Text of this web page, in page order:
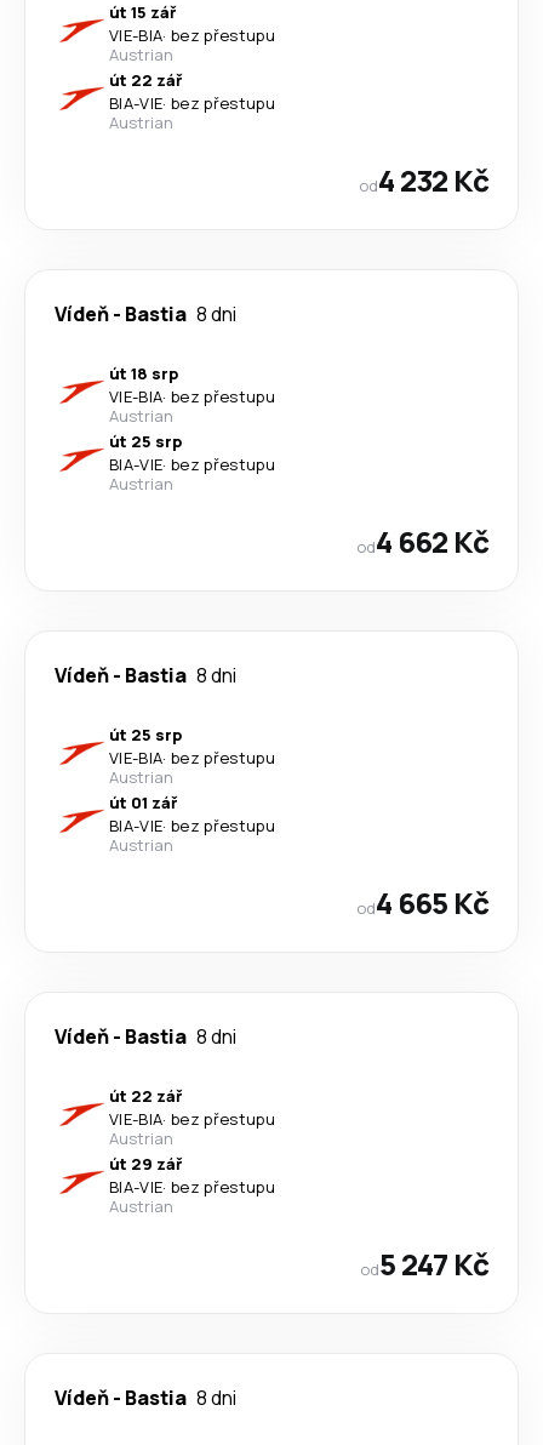
út 15 zář
VIE-BIA· bez přestupu
Austrian
út 22 zář
BIA-VIE· bez přestupu
Austrian
od4 232 Kč
Vídeň- Bastia 8 dni
út 18 srp
VIE-BIA· bez přestupu
Austrian
út 25 srp
BIA-VIE· bez přestupu
Austrian
od4 662 Kč
Vídeň- Bastia 8 dni
út 25 srp
VIE-BIA· bez přestupu
Austrian
út 01 zář
BIA-VIE· bez přestupu
Austrian
od4 665 Kč
Vídeň- Bastia 8 dni
út 22 zář
VIE-BIA· bez přestupu
Austrian
út 29 zář
BIA-VIE· bez přestupu
Austrian
od5 247 Kč
Vídeň- Bastia 8 dni